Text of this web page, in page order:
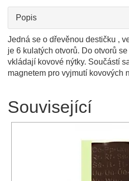
Popis
Jedná se o dřevěnou destičku ,
je 6 kulatých otvorů. Do otvorů
vkládají kovové nýtky. Součástí
magnetem pro vyjmutí kovových
Související